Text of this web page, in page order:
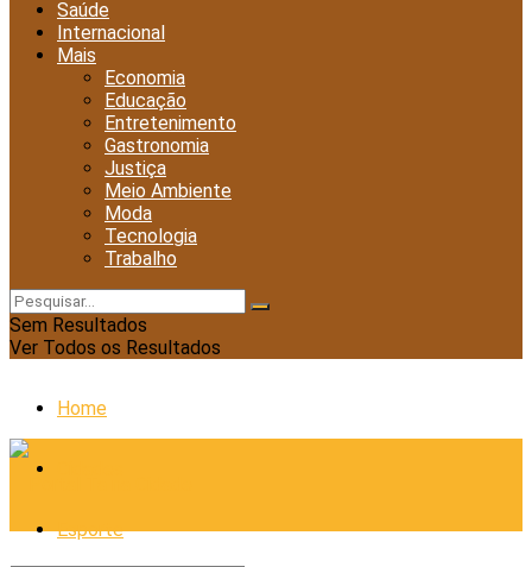
Saúde
Internacional
Mais
Economia
Educação
Entretenimento
Gastronomia
Justiça
Meio Ambiente
Moda
Tecnologia
Trabalho
Sem Resultados
Ver Todos os Resultados
Home
Esporte